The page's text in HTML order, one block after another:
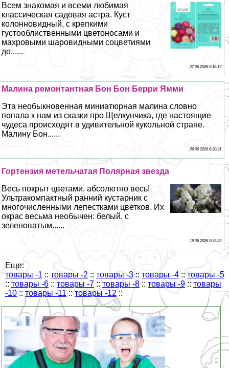
Всем знакомая и всеми любимая
классическая садовая астра. Куст
колонновидный, с крепкими
густооблиственными цветоносами и
махровыми шаровидными соцветиями
до......
27 06 2026 9:16:17
Малина ремонтантная Бон Бон Берри Ямми
Эта необыкновенная миниатюрная малина словно
попала к нам из сказки про Щелкунчика, где настоящие
чудеса происходят в удивительной кукольной стране.
Малину Бон......
26 06 2026 6:30:31
Гортензия метельчатая Полярная звезда
Весь покрыт цветами, абсолютно весь!
Ультpaкомпактный ранний кустарник с
многочисленными лепестками цветков. Их
окрас весьма необычен: белый, с
зеленоватым......
19 06 2026 0:52:22
Еще:
товары -1 :: товары -2 :: товары -3::товары -4 ::товары -5
:: товары -6 :: товары -7 :: товары -8 :: товары -9 :: товары
-10 :: товары -11 :: товары -12 ::